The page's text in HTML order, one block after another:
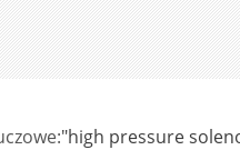
"high pressure